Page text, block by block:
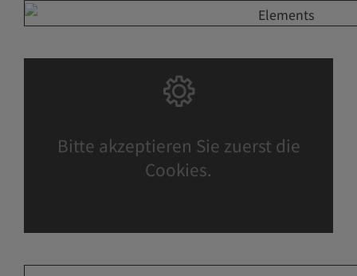
Bitte akzeptieren Sie zuerst die
Cookies.